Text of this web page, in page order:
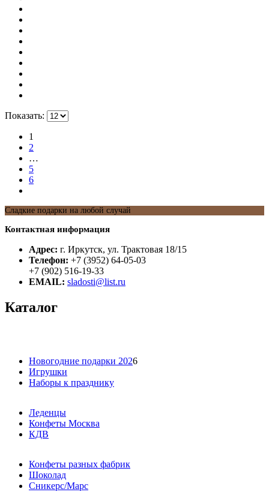
Показать:
1
2
…
5
6
Сладкие подарки на любой случай
Контактная информация
Адрес: г. Иркутск, ул. Трактовая 18/15
Телефон: +7 (3952) 64-05-03
+7 (902) 516-19-33
EMAIL: sladosti@list.ru
Каталог
Новогодние подарки 2026
Игрушки
Наборы к празднику
Леденцы
Конфеты Москва
КДВ
Конфеты разных фабрик
Шоколад
Сникерс/Марс